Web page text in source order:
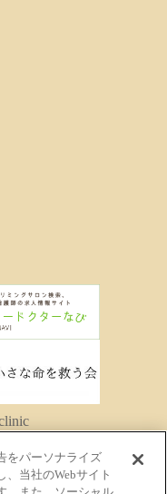
をパーソナライズ
、当社のWebサイト